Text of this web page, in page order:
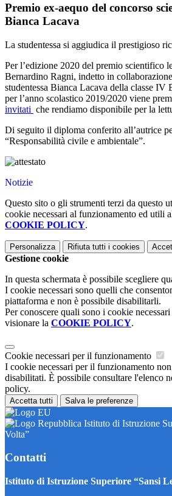
Premio ex-aequo del concorso
Bianca Lacava
La studentessa si aggiudica il prestigioso
Per l’edizione 2020 del premio scientifico
Bernardino Ragni, indetto in
studentessa Bianca Lacava della classe
per l’anno scolastico 2019/2020 viene
invitati che rendiamo disponibile per la
Di seguito il diploma conferito all’autrice
“Responsabilità civile e ambientale”.
Notizie
Questo sito o gli strumenti terzi da questo
cookie necessari al funzionamento ed utili
COOKIE POLICY.
Personalizza Rifiuta tutti i cookies
Gestione cookie
In questa schermata è possibile scegliere
I cookie necessari sono quelli che
piattaforma e non è possibile disabilitarli.
Per conoscere quali sono i cookie
visionare la COOKIE POLICY.
Cookie necessari per il funzionamento
I cookie necessari per il funzionamento non
disabilitati. È possibile consultare l'elenco
policy.
Accetta tutti Salva le preferenze
Istituto di Istruzione
Volta”
Contatti
Istituto di Istruzione Superiore “Sansi